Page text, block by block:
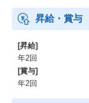
昇給・賞与
[昇給]
年2回
[賞与]
年2回